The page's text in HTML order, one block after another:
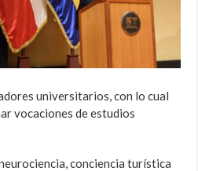
universitarios, con lo cual
vocaciones de estudios
conciencia turística